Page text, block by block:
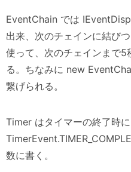
EventChain では
出来、次のチェインに結び
使って、次のチェインまで5
る。ちなみに new
繋げられる。
Timer はタイマーの終了時に
数に書く。